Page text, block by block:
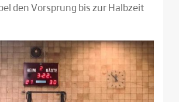
den Vorsprung bis zur Halbzeit